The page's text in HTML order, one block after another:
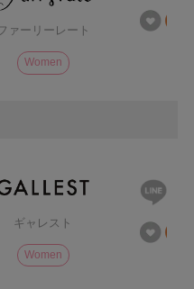
ァーリーレート
Women
ギャレスト
Women